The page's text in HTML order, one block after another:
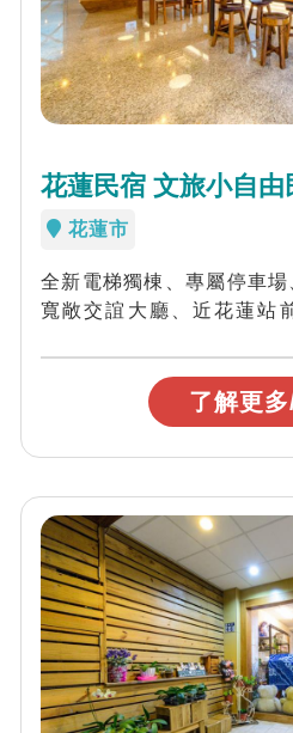
花蓮民宿 文旅小自由
花蓮市
全新電梯獨棟、專屬停車場
寬敞交誼大廳、近花蓮站
了解更